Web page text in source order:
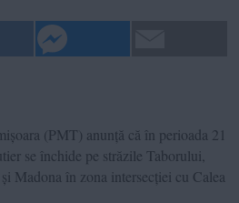
(PMT) anunță că în perioada 21
se închide pe străzile Taborului,
Madona în zona intersecției cu Calea